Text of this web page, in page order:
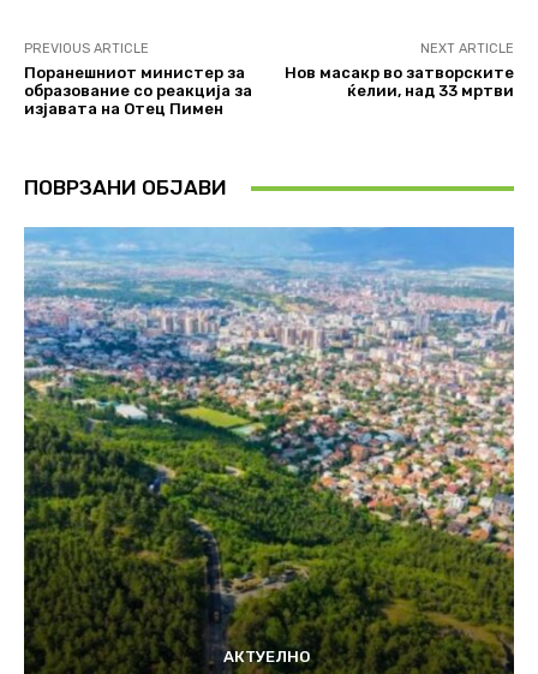
PREVIOUS ARTICLE
Поранешниот министер за
образование со реакција за
изјавата на Отец Пимен
NEXT ARTICLE
Нов масакр во затворските
ќелии, над 33 мртви
ПОВРЗАНИ ОБЈАВИ
АКТУЕЛНО